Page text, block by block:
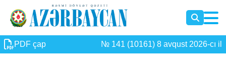
PDF çap № 141 (10161) 8 avqust 2026-cı il